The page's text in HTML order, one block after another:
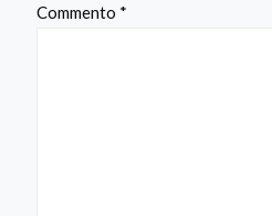
Commento *